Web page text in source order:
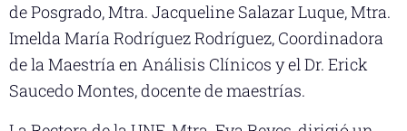
de Posgrado, Mtra. Jacqueline Salazar Luque, Mtra.
Imelda María Rodríguez Rodríguez, Coordinadora
de la Maestría en Análisis Clínicos y el Dr. Erick
Saucedo Montes, docente de maestrías.